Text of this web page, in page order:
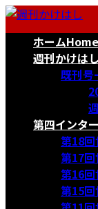
コ
ナ
ホームHome
週刊かけはし
既刊号
第四インタ
第18
第17
第16
第15